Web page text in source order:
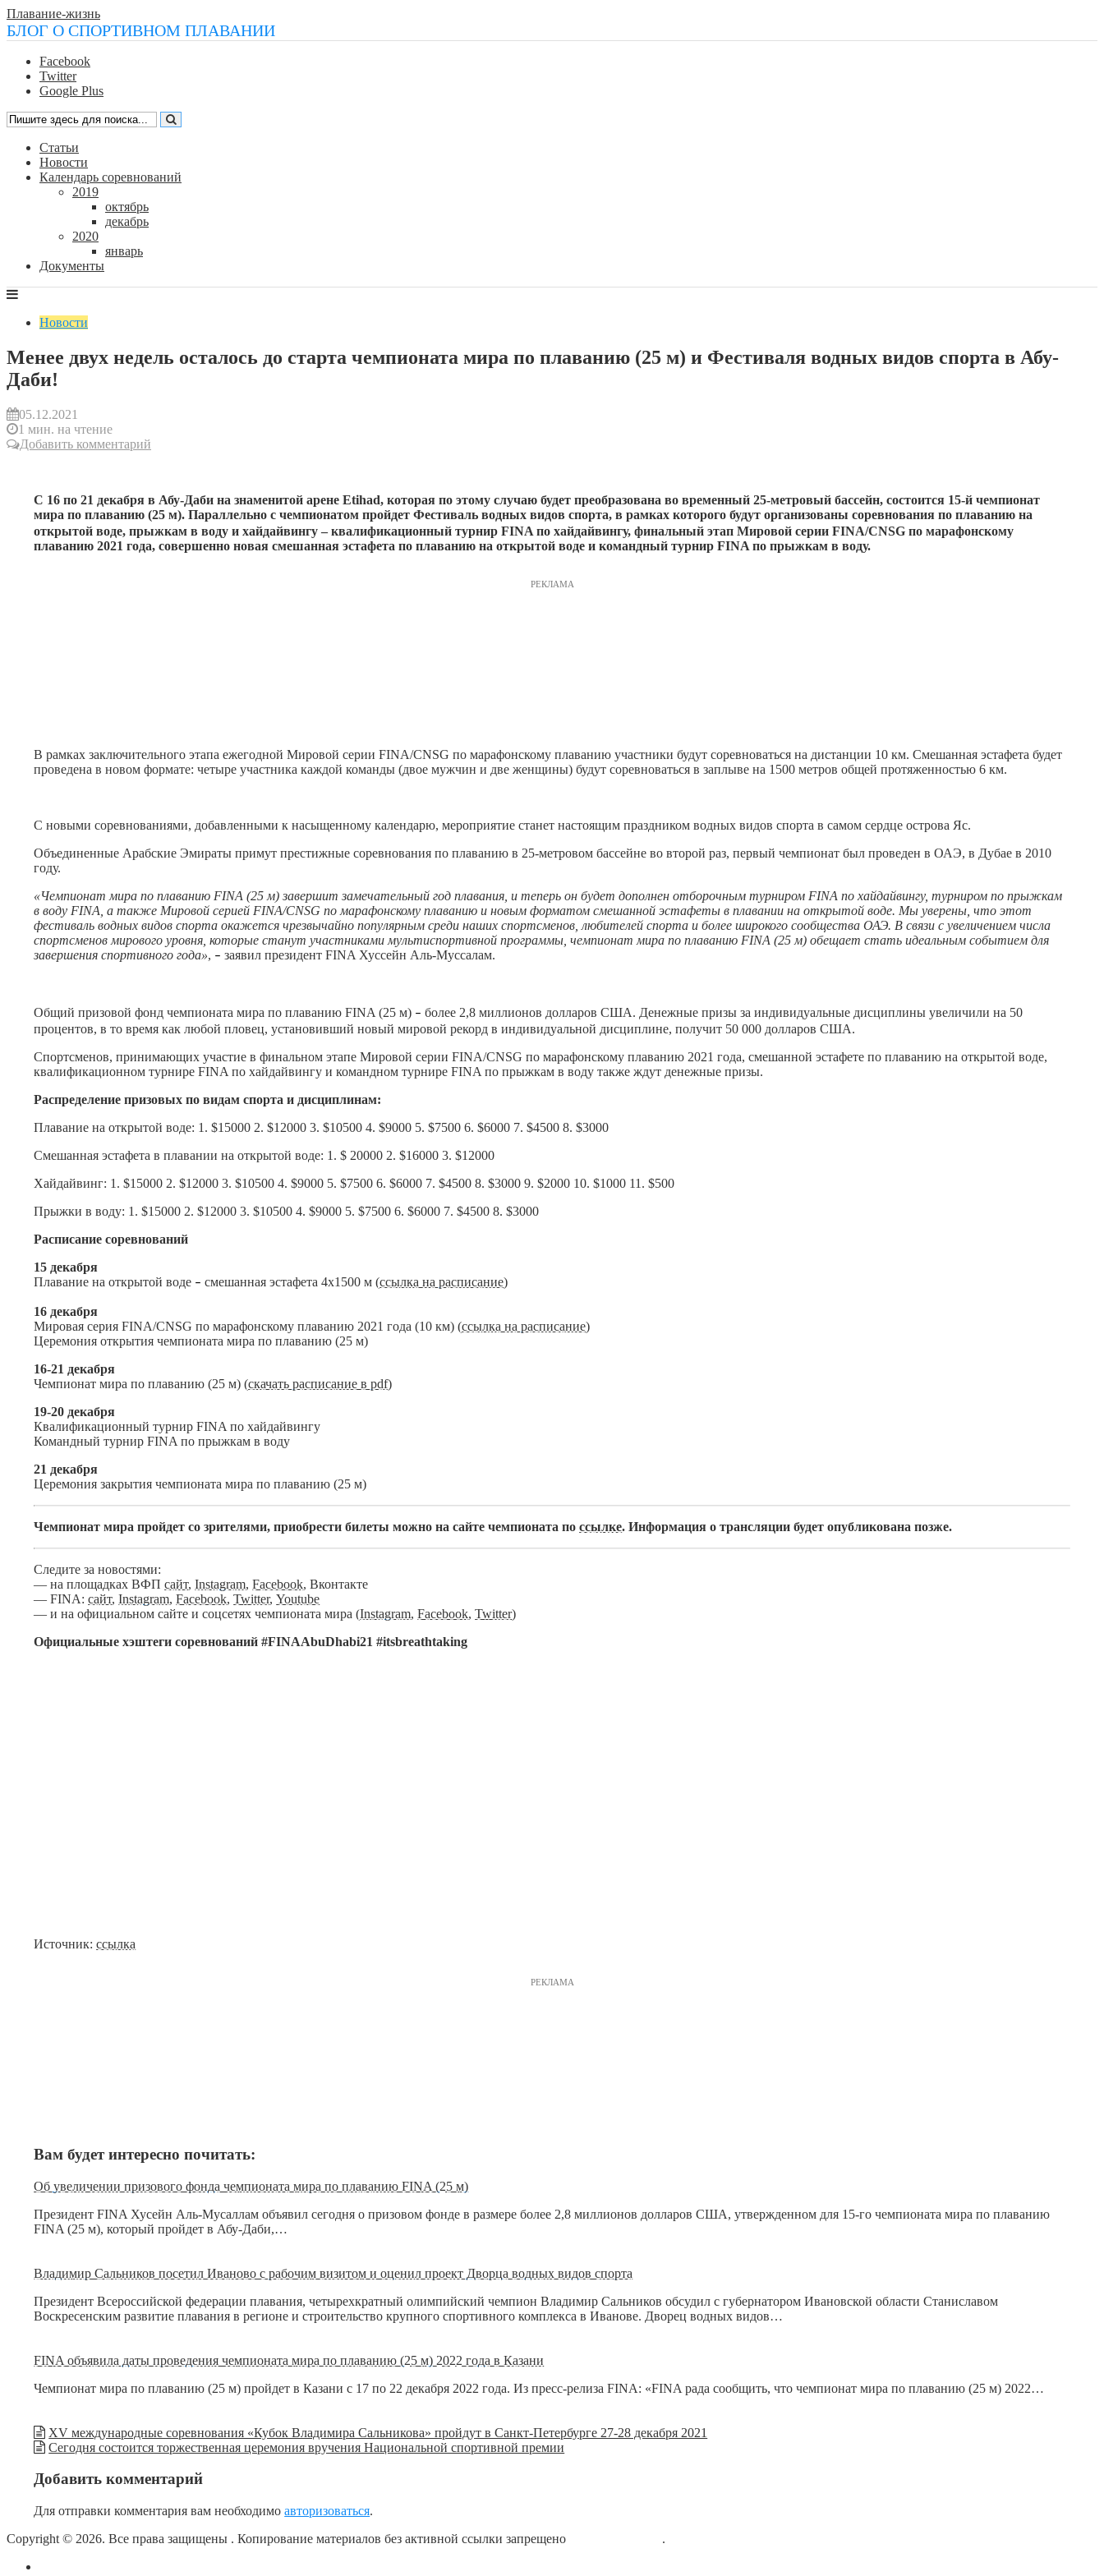
Плавание-жизнь
БЛОГ О СПОРТИВНОМ ПЛАВАНИИ
Facebook
Twitter
Google Plus
Статьи
Новости
Календарь соревнований
2019
октябрь
декабрь
2020
январь
Документы
Новости
Менее двух недель осталось до старта чемпионата мира по плаванию (25 м) и Фестиваля водных видов спорта в Абу-
Даби!
05.12.2021
1 мин. на чтение
Добавить комментарий
С 16 по 21 декабря в Абу-Даби на знаменитой арене Etihad, которая по этому случаю будет преобразована во временный 25-метровый бассейн, состоится 15-й чемпионат
мира по плаванию (25 м). Параллельно с чемпионатом пройдет Фестиваль водных видов спорта, в рамках которого будут организованы соревнования по плаванию на
открытой воде, прыжкам в воду и хайдайвингу – квалификационный турнир FINA по хайдайвингу, финальный этап Мировой серии FINA/CNSG по марафонскому
плаванию 2021 года, совершенно новая смешанная эстафета по плаванию на открытой воде и командный турнир FINA по прыжкам в воду.
РЕКЛАМА
В рамках заключительного этапа ежегодной Мировой серии FINA/CNSG по марафонскому плаванию участники будут соревноваться на дистанции 10 км. Смешанная эстафета будет
проведена в новом формате: четыре участника каждой команды (двое мужчин и две женщины) будут соревноваться в заплыве на 1500 метров общей протяженностью 6 км.
С новыми соревнованиями, добавленными к насыщенному календарю, мероприятие станет настоящим праздником водных видов спорта в самом сердце острова Яс.
Объединенные Арабские Эмираты примут престижные соревнования по плаванию в 25-метровом бассейне во второй раз, первый чемпионат был проведен в ОАЭ, в Дубае в 2010
году.
«Чемпионат мира по плаванию FINA (25 м) завершит замечательный год плавания, и теперь он будет дополнен отборочным турниром FINA по хайдайвингу, турниром по прыжкам
в воду FINA, а также Мировой серией FINA/CNSG по марафонскому плаванию и новым форматом смешанной эстафеты в плавании на открытой воде. Мы уверены, что этот
фестиваль водных видов спорта окажется чрезвычайно популярным среди наших спортсменов, любителей спорта и более широкого сообщества ОАЭ. В связи с увеличением числа
спортсменов мирового уровня, которые станут участниками мультиспортивной программы, чемпионат мира по плаванию FINA (25 м) обещает стать идеальным событием для
завершения спортивного года», –заявил президент FINA Хуссейн Аль-Муссалам.
Общий призовой фонд чемпионата мира по плаванию FINA (25 м) –более 2,8 миллионов долларов США. Денежные призы за индивидуальные дисциплины увеличили на 50
процентов, в то время как любой пловец, установивший новый мировой рекорд в индивидуальной дисциплине, получит 50 000 долларов США.
Спортсменов, принимающих участие в финальном этапе Мировой серии FINA/CNSG по марафонскому плаванию 2021 года, смешанной эстафете по плаванию на открытой воде,
квалификационном турнире FINA по хайдайвингу и командном турнире FINA по прыжкам в воду также ждут денежные призы.
Распределение призовых по видам спорта и дисциплинам:
Плавание на открытой воде: 1. $15000 2. $12000 3. $10500 4. $9000 5. $7500 6. $6000 7. $4500 8. $3000
Смешанная эстафета в плавании на открытой воде: 1. $ 20000 2. $16000 3. $12000
Хайдайвинг: 1. $15000 2. $12000 3. $10500 4. $9000 5. $7500 6. $6000 7. $4500 8. $3000 9. $2000 10. $1000 11. $500
Прыжки в воду: 1. $15000 2. $12000 3. $10500 4. $9000 5. $7500 6. $6000 7. $4500 8. $3000
Расписание соревнований
15 декабря
Плавание на открытой воде –смешанная эстафета 4х1500 м (ссылка на расписание)
16 декабря
Мировая серия FINA/CNSG по марафонскому плаванию 2021 года (10 км) (ссылка на расписание)
Церемония открытия чемпионата мира по плаванию (25 м)
16-21 декабря
Чемпионат мира по плаванию (25 м) (скачать расписание в pdf)
19-20 декабря
Квалификационный турнир FINA по хайдайвингу
Командный турнир FINA по прыжкам в воду
21 декабря
Церемония закрытия чемпионата мира по плаванию (25 м)
Чемпионат мира пройдет со зрителями, приобрести билеты можно на сайте чемпионата поссылке. Информация о трансляции будет опубликована позже.
Следите за новостями:
— на площадках ВФПсайт,Instagram,Facebook, Вконтакте
— FINA:сайт,Instagram,Facebook,Twitter,Youtube
— и на официальном сайте и соцсетях чемпионата мира (Instagram,Facebook,Twitter)
Официальные хэштеги соревнований #FINAAbuDhabi21 #itsbreathtaking
Источник:ссылка
РЕКЛАМА
Вам будет интересно почитать:
Об увеличении призового фонда чемпионата мира по плаванию FINA (25 м)
Президент FINA Хусейн Аль-Мусаллам объявил сегодня о призовом фонде в размере более 2,8 миллионов долларов США, утвержденном для 15-го чемпионата мира по плаванию
FINA (25 м), который пройдет в Абу-Даби,…
Владимир Сальников посетил Иваново с рабочим визитом и оценил проект Дворца водных видов спорта
Президент Всероссийской федерации плавания, четырехкратный олимпийский чемпион Владимир Сальников обсудил с губернатором Ивановской области Станиславом
Воскресенским развитие плавания в регионе и строительство крупного спортивного комплекса в Иванове. Дворец водных видов…
FINA объявила даты проведения чемпионата мира по плаванию (25 м) 2022 года в Казани
Чемпионат мира по плаванию (25 м) пройдет в Казани с 17 по 22 декабря 2022 года. Из пресс-релиза FINA: «FINA рада сообщить, что чемпионат мира по плаванию (25 м) 2022…
XV международные соревнования «Кубок Владимира Сальникова» пройдут в Санкт-Петербурге 27-28 декабря 2021
Сегодня состоится торжественная церемония вручения Национальной спортивной премии
Добавить комментарий
Для отправки комментария вам необходимоавторизоваться.
Copyright © 2026. Все права защищены . Копирование материалов без активной ссылки запрещено
.